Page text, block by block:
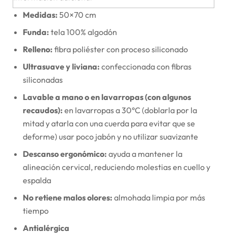
Medidas: 50×70 cm
Funda: tela 100% algodón
Relleno: fibra poliéster con proceso siliconado
Ultrasuave y liviana: confeccionada con fibras
siliconadas
Lavable a mano o en lavarropas (con algunos
recaudos): en lavarropas a 30°C (doblarla por la
mitad y atarla con una cuerda para evitar que se
deforme) usar poco jabón y no utilizar suavizante
Descanso ergonómico: ayuda a mantener la
alineación cervical, reduciendo molestias en cuello y
espalda
No retiene malos olores: almohada limpia por más
tiempo
Antialérgica